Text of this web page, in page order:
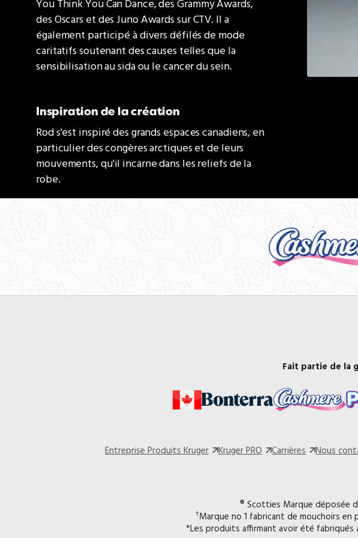
You Think You Can Dance, des Grammy Awards,
des Oscars et des Juno Awards sur CTV. Il a
également participé à divers défilés de mode
caritatifs soutenant des causes telles que la
sensibilisation au sida ou le cancer du sein.
Inspiration de la création
Rod s'est inspiré des grands espaces canadiens, en
particulier des congères arctiques et de leurs
mouvements, qu'il incarne dans les reliefs de la
robe.
Fait partie de la
Entreprise Produits Kruger Kruger PRO Carrières Nous
® Scotties Marque déposée
†Marque no 1 fabricant de mouchoirs en
*Les produits affirmant avoir été